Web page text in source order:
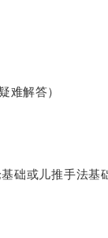
难解答）
础或儿推手法